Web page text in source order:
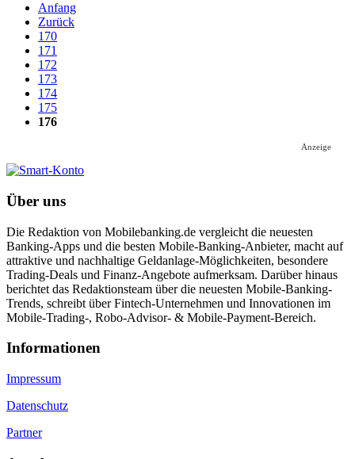
Anfang
Zurück
170
171
172
173
174
175
176
Anzeige
Über uns
Die Redaktion von Mobilebanking.de vergleicht die neuesten
Banking-Apps und die besten Mobile-Banking-Anbieter, macht auf
attraktive und nachhaltige Geldanlage-Möglichkeiten, besondere
Trading-Deals und Finanz-Angebote aufmerksam. Darüber hinaus
berichtet das Redaktionsteam über die neuesten Mobile-Banking-
Trends, schreibt über Fintech-Unternehmen und Innovationen im
Mobile-Trading-, Robo-Advisor- & Mobile-Payment-Bereich.
Informa­tionen
Impressum
Datenschutz
Partner